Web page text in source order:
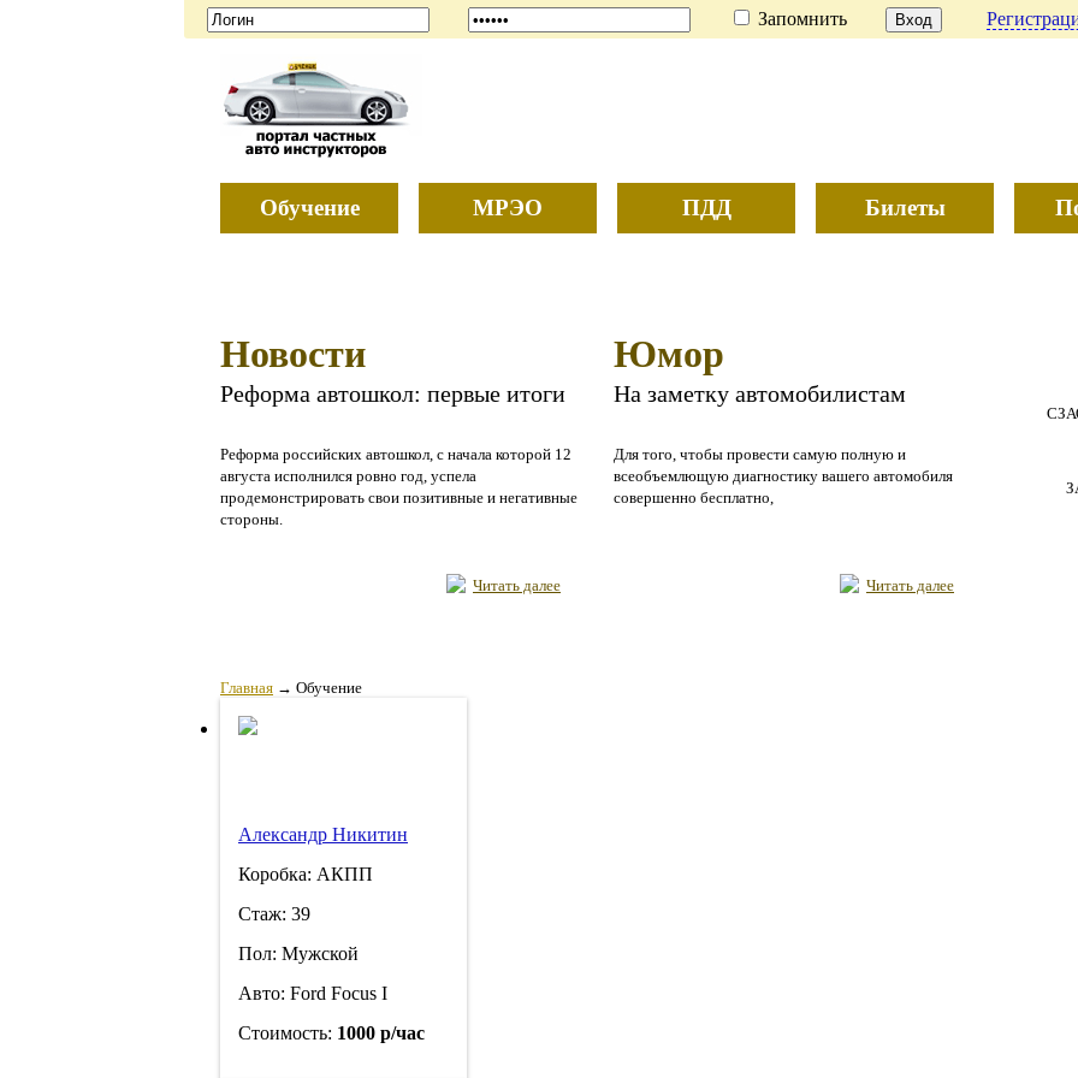
Запомнить
Обучение МРЭО ПДД Билеты
Новости
Реформа автошкол: первые итоги
Реформа российских автошкол, с начала которой 12
августа исполнился ровно год, успела
продемонстрировать свои позитивные и негативные
стороны.
Читать далее
Юмор
На заметку автомобилистам
Для того, чтобы провести самую полную и
всеобъемлющую диагностику вашего автомобиля
совершенно бесплатно,
Читать далее
Главная → Обучение
Александр Никитин
Коробка: АКПП
Стаж: 39
Пол: Мужской
Авто: Ford Focus I
Стоимость: 1000 р/час